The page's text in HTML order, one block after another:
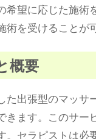
望に応じた施
を受けることが
概要
出張型のマッ
ます。このサ
セラピストは